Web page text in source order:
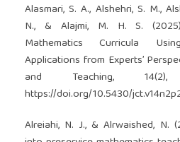
Alasmari, S. A., Alshehri, S. M.,
N., & Alajmi, M. H. S.
Mathematics Curricula
Applications from Experts’
and Teaching, 14(2),
https://doi.org/10.5430/
Alreiahi, N. J., & Alrwaished, N.